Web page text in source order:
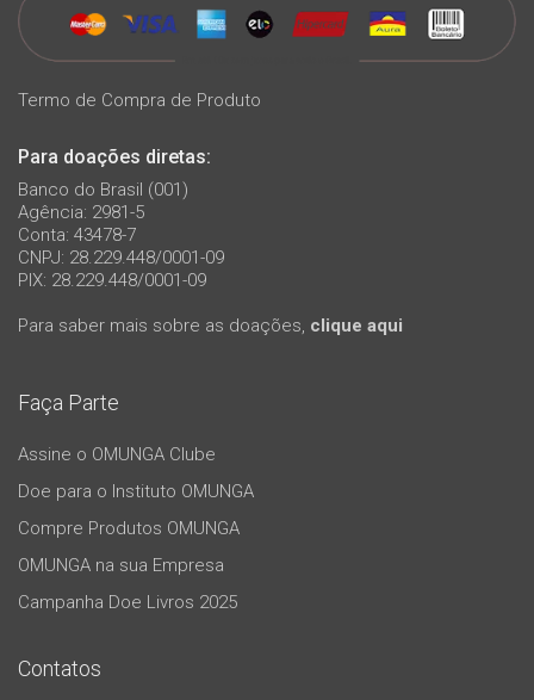
Termo de Compra de Produto
Para doações diretas:
Banco do Brasil (001)
Agência: 2981-5
Conta: 43478-7
CNPJ: 28.229.448/0001-09
PIX: 28.229.448/0001-09
Para saber mais sobre as doações, clique aqui
Faça Parte
Assine o OMUNGA Clube
Doe para o Instituto OMUNGA
Compre Produtos OMUNGA
OMUNGA na sua Empresa
Campanha Doe Livros 2025
Contatos